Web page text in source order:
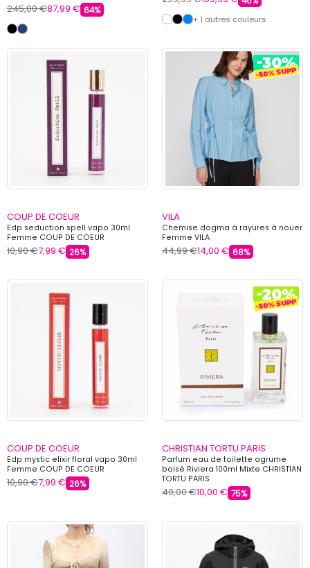
245,00 €87,99 € 64%
+ 1 autres couleurs
COUP DE COEUR
Edp seduction spell vapo 30ml
Femme COUP DE COEUR
10,90 €7,99 € 26%
VILA
Chemise dogma à rayures à nouer
Femme VILA
44,99 €14,00 € 68%
COUP DE COEUR
Edp mystic elixir floral vapo 30ml
Femme COUP DE COEUR
10,90 €7,99 € 26%
CHRISTIAN TORTU PARIS
Parfum eau de toilette agrume
boisé Riviera 100ml Mixte CHRISTIAN
TORTU PARIS
40,00 €10,00 € 75%